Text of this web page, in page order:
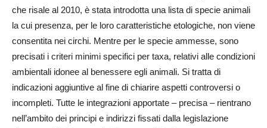
che risale al 2010, è stata introdotta una lista di specie animali
la cui presenza, per le loro caratteristiche etologiche, non viene
consentita nei circhi. Mentre per le specie ammesse, sono
precisati i criteri minimi specifici per taxa, relativi alle condizioni
ambientali idonee al benessere egli animali. Si tratta di
indicazioni aggiuntive al fine di chiarire aspetti controversi o
incompleti. Tutte le integrazioni apportate – precisa – rientrano
nell’ambito dei principi e indirizzi fissati dalla legislazione